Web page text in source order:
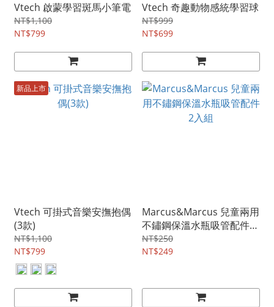
Vtech 啟蒙學習斑馬小筆電
NT$1,100
NT$799
Vtech 奇趣動物感統學習球
NT$999
NT$699
新品上市
Vtech 可掛式音樂安撫抱偶
(3款)
NT$1,100
NT$799
Marcus&Marcus 兒童兩用
不鏽鋼保溫水瓶吸管配件2
入組
NT$250
NT$249